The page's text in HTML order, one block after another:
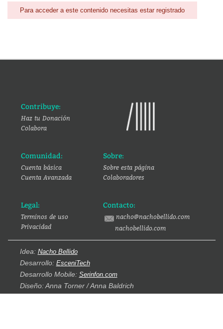
Para acceder a este contenido necesitas estar registrado
Contribuye:
Haz tu Donación
Colabora
Comunidad:
Cuenta básica
Cuenta Avanzada
Sobre:
Sobre esta página
Colaboradores
Legal:
Terminos de uso
Privacidad
Contacto:
nacho@nachobellido.com
nachobellido.com
Idea: Nacho Bellido
Desarrollo: EsceniTech
Desarrollo Mobile: Serinfon.com
Diseño: Anna Torner / Anna Baldrich